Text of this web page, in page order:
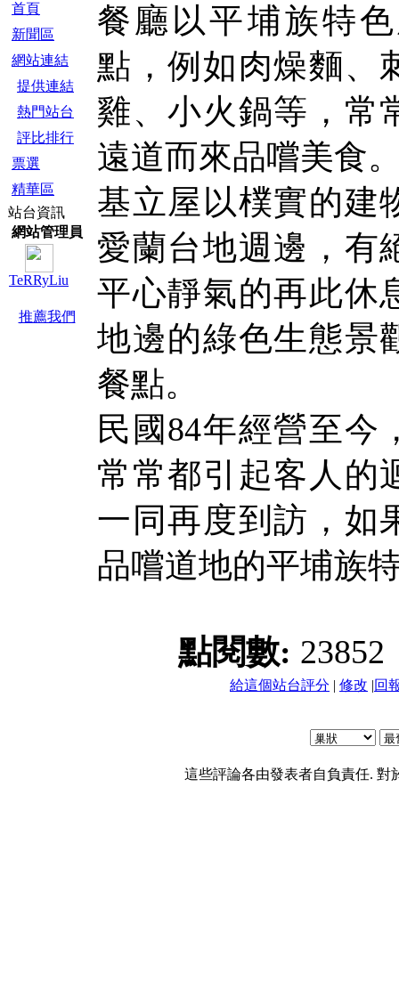
首頁
新聞區
網站連結
提供連結
熱門站台
評比排行
票選
精華區
站台資訊
網站管理員
TeRRyLiu
推薦我們
餐廳以平埔族特
點，例如肉燥麵、
雞、小火鍋等，常
遠道而來品嚐美食
基立屋以樸實的建
愛蘭台地週邊，有
平心靜氣的再此休
地邊的綠色生態景
餐點。
民國84年經營至今
常常都引起客人的
一同再度到訪，如
品嚐道地的平埔族
點閱數: 23852
給這個站台評分 | 修改 |回
這些評論各由發表者自負責任. 對